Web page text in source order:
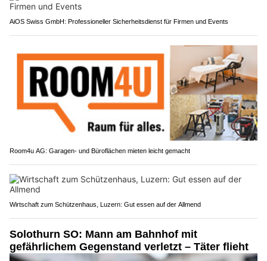
AiOS Swiss GmbH: Professioneller Sicherheitsdienst für Firmen und Events
Room4u AG: Garagen- und Büroflächen mieten leicht gemacht
Wirtschaft zum Schützenhaus, Luzern: Gut essen auf der Allmend
Solothurn SO: Mann am Bahnhof mit
gefährlichem Gegenstand verletzt – Täter flieht